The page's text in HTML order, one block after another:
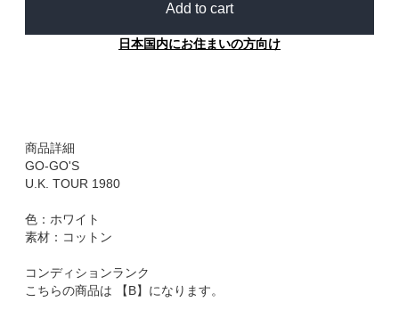
Add to cart
日本国内にお住まいの方向け
商品詳細
GO-GO'S
U.K. TOUR 1980
色：ホワイト
素材：コットン
コンディションランク
こちらの商品は 【B】になります。